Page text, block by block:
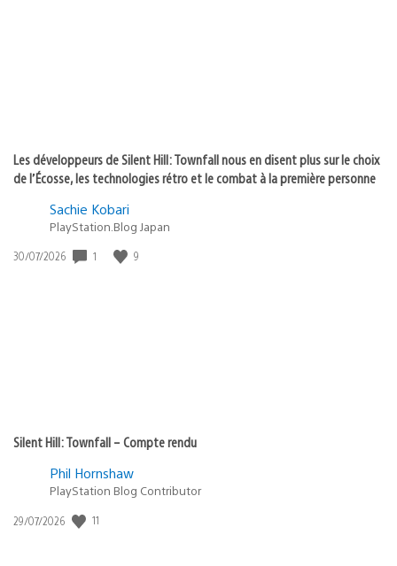
Les développeurs de Silent Hill: Townfall nous en disent plus sur le choix
de l’Écosse, les technologies rétro et le combat à la première personne
Sachie Kobari
PlayStation.Blog Japan
Date
30/07/2026 1 9
Silent Hill: Townfall – Compte rendu
Phil Hornshaw
PlayStation Blog Contributor
Date
29/07/2026 11